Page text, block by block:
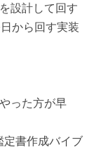
設計して回す
から回す実装
った方が早
定書作成バイブ